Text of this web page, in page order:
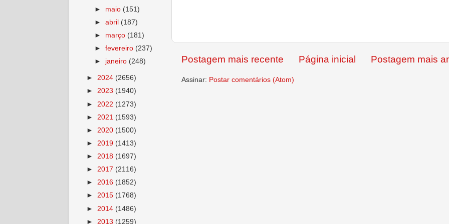
Postagem mais recente Postagem mais
Página inicial
Assinar: Postar comentários (Atom)
► maio (151)
►abril (187)
► março (181)
►fevereiro (237)
► janeiro (248)
► 2024 (2656)
► 2023 (1940)
► 2022 (1273)
► 2021 (1593)
► 2020 (1500)
► 2019 (1413)
► 2018 (1697)
► 2017 (2116)
► 2016 (1852)
► 2015 (1768)
► 2014 (1486)
► 2013 (1259)